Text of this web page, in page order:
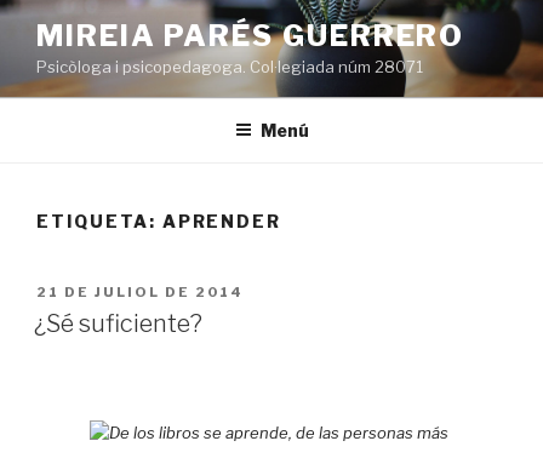
Vés
contingut
MIREIA PARÉS GUERRERO
Psicòloga i psicopedagoga. Col·legiada núm 28071
Menú
ETIQUETA: APRENDER
PUBLICAT
A
21 DE JULIOL DE 2014
¿Sé suficiente?